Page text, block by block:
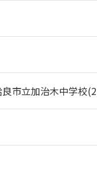
市立加治木中学校